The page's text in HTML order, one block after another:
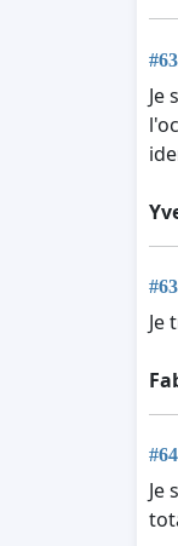
Je
Je
Je